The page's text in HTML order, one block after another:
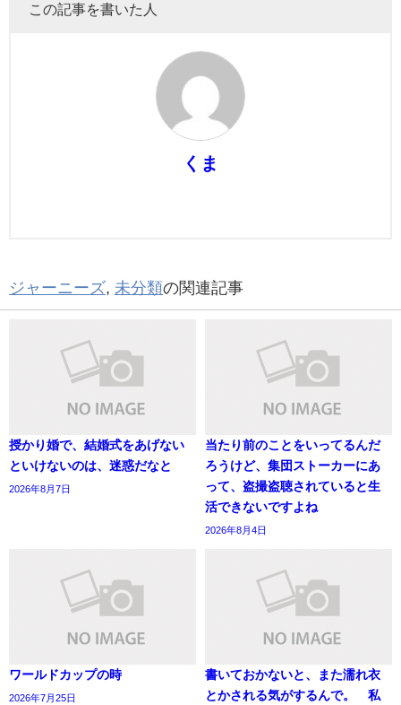
この記事を書いた人
くま
ジャーニーズ, 未分類の関連記事
授かり婚で、結婚式をあげない
といけないのは、迷惑だなと
2026年8月7日
当たり前のことをいってるんだ
ろうけど、集団ストーカーにあ
って、盗撮盗聴されていると生
活できないですよね
2026年8月4日
ワールドカップの時
2026年7月25日
書いておかないと、また濡れ衣
とかされる気がするんで。 私